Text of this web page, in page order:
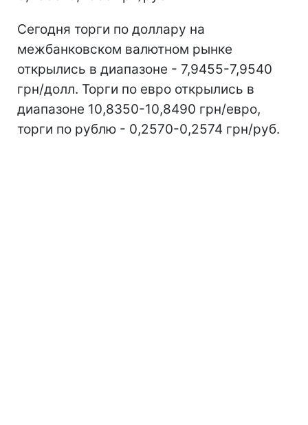
Сегодня торги по доллару на
межбанковском валютном рынке
открылись в диапазоне - 7,9455-7,9540
грн/долл. Торги по евро открылись в
диапазоне 10,8350-10,8490 грн/евро,
торги по рублю - 0,2570-0,2574 грн/руб.